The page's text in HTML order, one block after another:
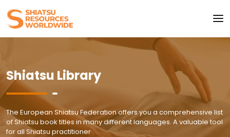
Shiatsu Library
The European Shiatsu Federation offers you a comprehensive list
of Shiatsu book titles in many different languages. A valuable tool
for all Shiatsu practitioner